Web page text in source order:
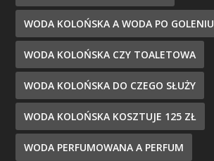
WODA KOLOŃSKA A WODA PO GOLENIU
WODA KOLOŃSKA CZY TOALETOWA
WODA KOLOŃSKA DO CZEGO SŁUŻY
WODA KOLOŃSKA KOSZTUJE 125 ZŁ
WODA PERFUMOWANA A PERFUM